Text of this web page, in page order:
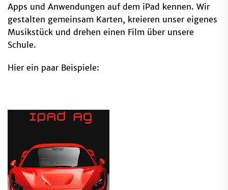
Apps und Anwendungen auf dem iPad kennen. Wir
gestalten gemeinsam Karten, kreieren unser eigenes
Musikstück und drehen einen Film über unsere
Schule.
Hier ein paar Beispiele: